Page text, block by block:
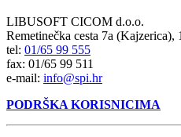
LIBUSOFT CICOM d.o.o.
Remetinečka cesta 7a (Kajzerica),
tel: 01/65 99 555
fax: 01/65 99 511
e-mail: info@spi.hr
PODRŠKA KORISNICIMA